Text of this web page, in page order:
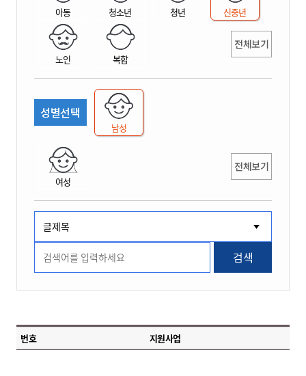
아동 청소년 청년 신중년
노인 복합
전체보기
성별선택
남성
여성
전체보기
검색
번호 지원사업